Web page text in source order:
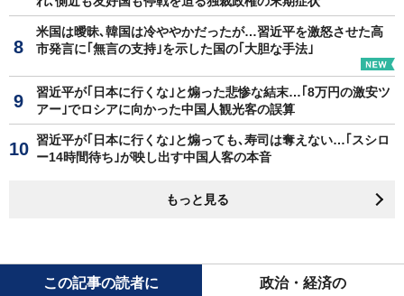
米国は曖昧､韓国は冷ややかだったが…習近平を激怒させた高
市発言に｢無言の支持｣を示した国の｢大胆な手法｣
習近平が｢日本に行くな｣と煽った悲惨な結末…｢8万円の激安ツ
アー｣でロシアに向かった中国人観光客の誤算
習近平が｢日本に行くな｣と煽っても､寿司は奪えない…｢スシロ
ー14時間待ち｣が映し出す中国人客の本音
もっと見る
この記事の読者に
政治・経済の